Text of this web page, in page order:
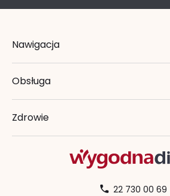
Nawigacja
Obsługa
Zdrowie
22 730 00 69